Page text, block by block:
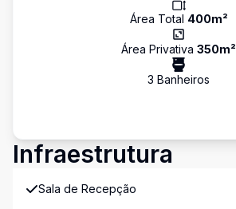
Área Total 400m²
Área Privativa 350m²
3 Banheiros
Infraestrutura
Sala de Recepção